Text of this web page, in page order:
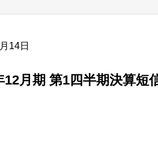
14日
12月期 第1四半期決算短